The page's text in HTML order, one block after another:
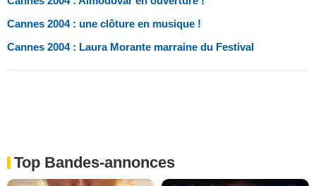
Cannes 2004 : une clôture en musique !
Cannes 2004 : Laura Morante marraine du Festival
Top Bandes-annonces